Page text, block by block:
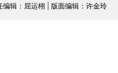
编辑：屈运栩 | 版面编辑：许金玲